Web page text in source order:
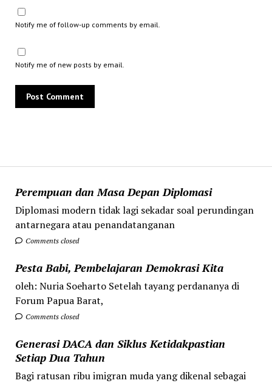
Perempuan dan Masa Depan Diplomasi
Diplomasi modern tidak lagi sekadar soal perundingan
antarnegara atau penandatanganan
Comments closed
Pesta Babi, Pembelajaran Demokrasi Kita
oleh: Nuria Soeharto Setelah tayang perdananya di
Forum Papua Barat,
Comments closed
Generasi DACA dan Siklus Ketidakpastian
Setiap Dua Tahun
Bagi ratusan ribu imigran muda yang dikenal sebagai
Notify me of follow-up comments by email.
Notify me of new posts by email.